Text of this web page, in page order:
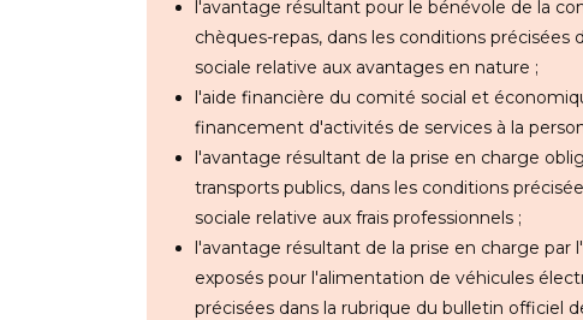
l'avantage résultant pour le bénévole de la
chèques-repas, dans les conditions
sociale relative aux avantages en nature ;
l'aide financière du comité social et
financement d'activités de services à la
l'avantage résultant de la prise en charge
transports publics, dans les conditions
sociale relative aux frais professionnels ;
l'avantage résultant de la prise en charge par
exposés pour l'alimentation de véhicules
précisées dans la rubrique du bulletin officiel